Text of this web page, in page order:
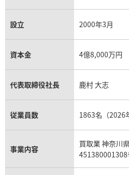
設立 2000年3月
資本金 4億8,000万円
代表取締役社長 鹿村 大志
従業員数 1863名（2026
事業内容
買取業 神奈川
451380001308